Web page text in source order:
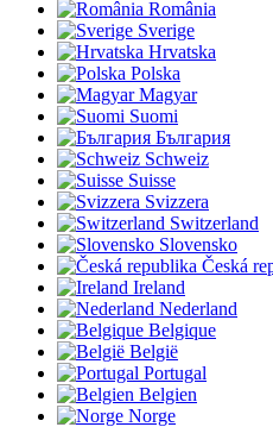
România
Sverige
Hrvatska
Polska
Magyar
Suomi
България
Schweiz
Suisse
Svizzera
Switzerland
Slovensko
Česká
Ireland
Nederland
Belgique
België
Portugal
Belgien
Norge